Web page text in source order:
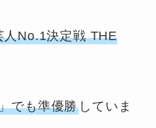
人No.1決定戦 THE
でも準優勝 していま